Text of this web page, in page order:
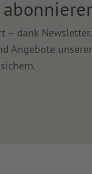
– dank
Angebote